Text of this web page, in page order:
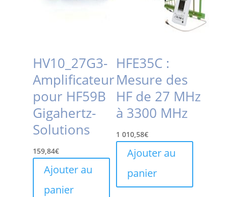
HV10_27G3-
Amplificateur
pour HF59B
Gigahertz-
Solutions
159,84€
Ajouter au
panier
HFE35C :
Mesure des
HF de 27 MHz
à 3300 MHz
1 010,58€
Ajouter au
panier